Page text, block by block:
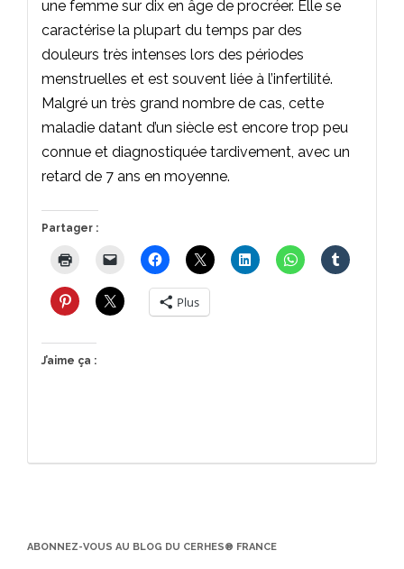
une femme sur dix en âge de procréer. Elle se
caractérise la plupart du temps par des
douleurs très intenses lors des périodes
menstruelles et est souvent liée à l’infertilité.
Malgré un très grand nombre de cas, cette
maladie datant d’un siècle est encore trop peu
connue et diagnostiquée tardivement, avec un
retard de 7 ans en moyenne.
Partager :
Plus
J’aime ça :
ABONNEZ-VOUS AU BLOG DU CERHES® FRANCE